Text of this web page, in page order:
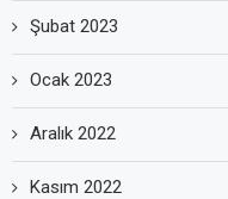
Şubat 2023
Ocak 2023
Aralık 2022
Kasım 2022